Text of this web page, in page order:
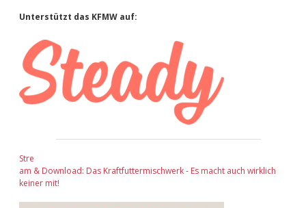
Sidebar
Unterstützt das KFMW auf:
Stre
am & Download: Das Kraftfuttermischwerk - Es macht auch wirklich
keiner mit!